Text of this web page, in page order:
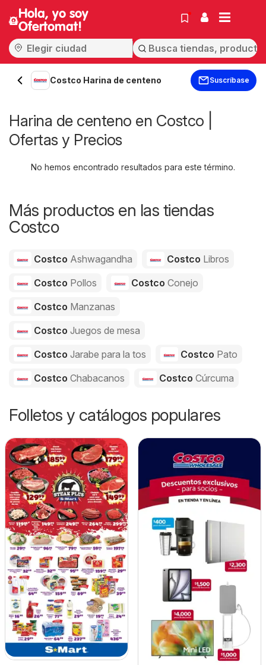
Hola, yo soy
Ofertomat!
Costco Harina de centeno Suscríbase
Harina de centeno en Costco |
Ofertas y Precios
No hemos encontrado resultados para este término.
Más productos en las tiendas
Costco
Costco Ashwagandha Costco Libros
Costco Pollos Costco Conejo
Costco Manzanas
Costco Juegos de mesa
Costco Jarabe para la tos Costco Pato
Costco Chabacanos Costco Cúrcuma
Folletos y catálogos populares